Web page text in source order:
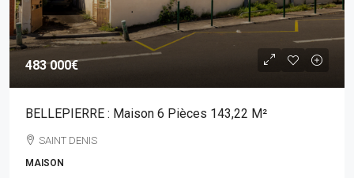
483 000€
BELLEPIERRE : Maison 6 Pièces 143,22 M²
SAINT DENIS
MAISON